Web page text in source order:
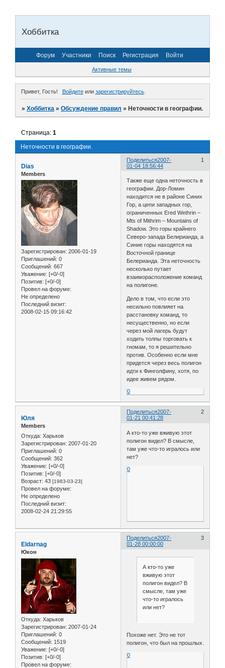
Хоббитка
Форум Участники Поиск Регистрация Войти
Активные темы
Привет, Гость! Войдитеили зарегистрируйтесь.
»Хоббитка »Обсуждение правил »Неточности в географии.
Неточности в географии.
Страница:1
Поделиться 1
2007-
01-04 18:56:44
Dias
Members
Зарегистрирован: 2006-01-19
Приглашений: 0
Сообщений: 667
Уважение: [+0/-0]
Позитив: [+0/-0]
Провел на форуме:
Не определено
Последний визит:
2008-02-15 09:16:42
Также еще одна неточность в
географии. Дор-Ломин
находится не в районе Синих
Гор, а цепи западных гор,
ограниченных Ered Wethrin –
Mts of Mithrim – Mountains of
Shadow. Это горы крайнего
Северо-запада Белирианда, а
Синие горы находятся на
Восточной границе
Белерианда. Эта неточность
несколько путает
взаиморасположение команд
на полигоне.
Дело в том, что если это
несильно повлияет на
расстановку команд, то
несущественно, но если
через мой лагерь будут
ходить толпы торговать к
гномам, то я решительно
против. Особенно если мне
придется через весь полигон
идти к Финголфину, хотя, по
идее живем рядом.
0
Поделиться 2
2007-
01-21 00:41:28
Юля
Members
Откуда: Харьков
Зарегистрирован: 2007-01-20
Приглашений: 0
Сообщений: 362
Уважение: [+0/-0]
Позитив: [+0/-0]
Возраст: 43 [1983-03-23]
Провел на форуме:
Не определено
Последний визит:
2008-02-24 21:29:55
А кто-то уже вживую этот
полигон видел? В смысле,
там уже что-то игралось или
нет?
0
Поделиться 3
2007-
01-28 00:00:00
Eldarnag
Юкон
Откуда: Харьков
Зарегистрирован: 2007-01-24
Приглашений: 0
Сообщений: 1519
Уважение: [+0/-0]
Позитив: [+0/-0]
Провел на форуме:
А кто-то уже
вживую этот
полигон видел? В
смысле, там уже
что-то игралось
или нет?
Похоже нет. Это не тот
полигон, что был на прошлых.
0